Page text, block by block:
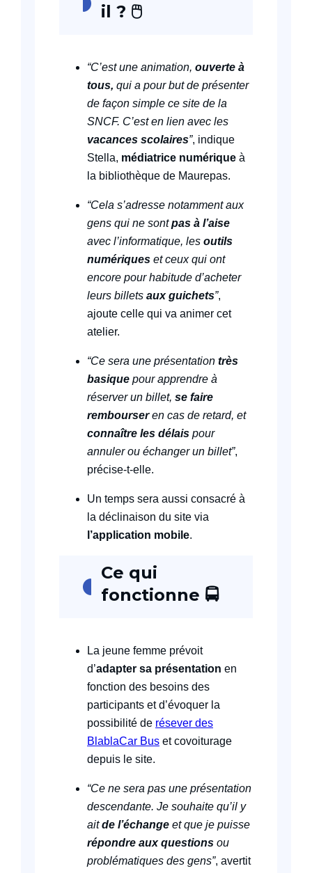
il ? 🖱️
“C’est une animation, ouverte à
tous, qui a pour but de présenter
de façon simple ce site de la
SNCF. C’est en lien avec les
vacances scolaires”, indique
Stella, médiatrice numérique à
la bibliothèque de Maurepas.
“Cela s’adresse notamment aux
gens qui ne sontpas à l’aise
avec l’informatique, les outils
numériques et ceux qui ont
encore pour habitude d’acheter
leurs billets aux guichets”,
ajoute celle qui va animer cet
atelier.
“Ce sera une présentation très
basique pour apprendre à
réserver un billet, se faire
rembourseren cas de retard, et
connaître les délais pour
annuler ou échanger un billet”,
précise-t-elle.
Un temps sera aussi consacré à
la déclinaison du site via
l’application mobile.
Ce qui
fonctionne 🚍
La jeune femme prévoit
d’adapter sa présentation en
fonction des besoins des
participants et d’évoquer la
possibilité de résever des
BlablaCar Bus et covoiturage
depuis le site.
“Ce ne sera pas une présentation
descendante. Je souhaite qu’il y
aitde l’échange et que je puisse
répondre aux questions ou
problématiques des gens”, avertit